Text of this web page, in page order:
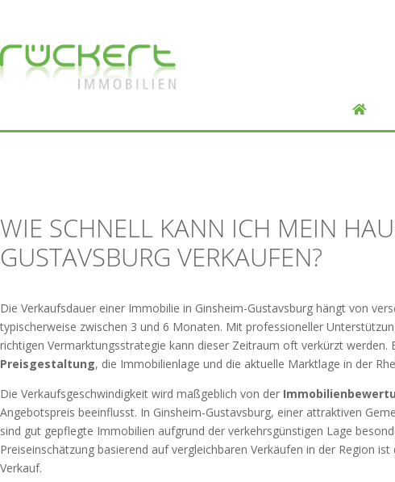
WIE SCHNELL KANN ICH MEIN
GUSTAVSBURG VERKAUFEN?
Die Verkaufsdauer einer Immobilie in Ginsheim-Gustavsburg hängt von
typischerweise zwischen 3 und 6 Monaten. Mit professioneller
richtigen Vermarktungsstrategie kann dieser Zeitraum oft verkürzt werden.
Preisgestaltung, die Immobilienlage und die aktuelle Marktlage in der
Die Verkaufsgeschwindigkeit wird maßgeblich von der
Angebotspreis beeinflusst. In Ginsheim-Gustavsburg, einer attraktiven
sind gut gepflegte Immobilien aufgrund der verkehrsgünstigen Lage
Preiseinschätzung basierend auf vergleichbaren Verkäufen in der Region
Verkauf.